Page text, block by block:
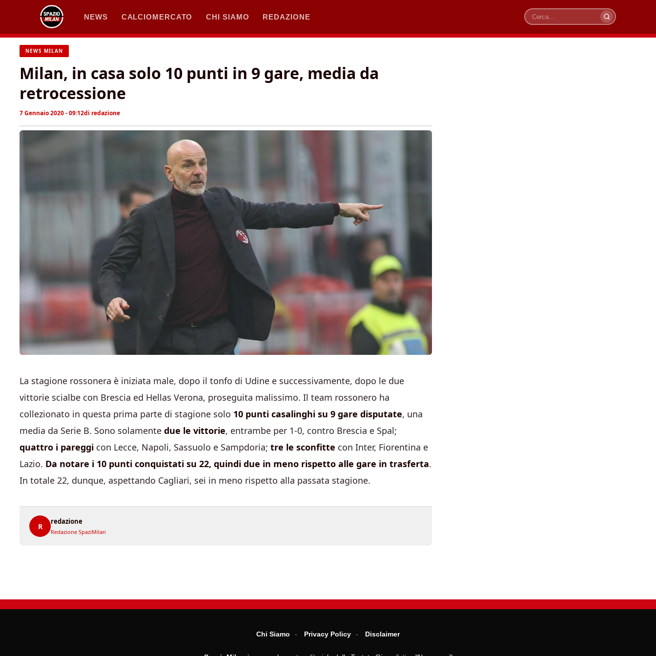
contenuto
NEWS CALCIOMERCATO CHI SIAMO REDAZIONE
Cerca
NEWS MILAN
Milan, in casa solo 10 punti in 9 gare, media da
retrocessione
7 Gennaio 2020 - 09:12di redazione
La stagione rossonera è iniziata male, dopo il tonfo di Udine e successivamente, dopo le due
vittorie scialbe con Brescia ed Hellas Verona, proseguita malissimo. Il team rossonero ha
collezionato in questa prima parte di stagione solo 10 punti casalinghi su 9 gare disputate, una
media da Serie B. Sono solamente due le vittorie, entrambe per 1-0, contro Brescia e Spal;
quattro i pareggi con Lecce, Napoli, Sassuolo e Sampdoria; tre le sconfitte con Inter, Fiorentina e
Lazio. Da notare i 10 punti conquistati su 22, quindi due in meno rispetto alle gare in trasferta.
In totale 22, dunque, aspettando Cagliari, sei in meno rispetto alla passata stagione.
R
redazione
Redazione SpaziMilan
Chi Siamo Privacy Policy Disclaimer